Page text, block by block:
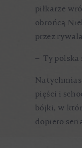
piłkarze
obrońcą
przez
– Ty polska
pięści i
bójki, w
dopiero